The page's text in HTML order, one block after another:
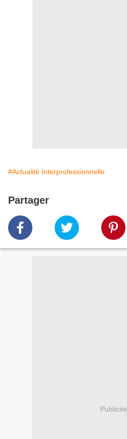
#Actualité Interprofessionnelle
Partager
Publicité